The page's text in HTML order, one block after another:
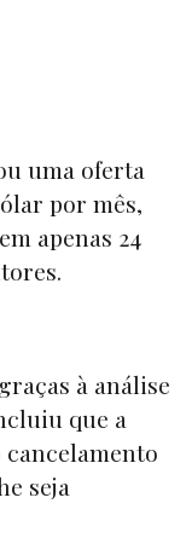
uma oferta
por mês,
apenas 24
à análise
que a
cancelamento
seja